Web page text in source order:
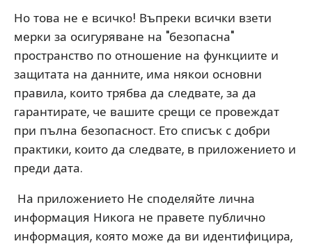
Но това не е всичко! Въпреки всички взети
мерки за осигуряване на "безопасна"
пространство по отношение на функциите и
защитата на данните, има някои основни
правила, които трябва да следвате, за да
гарантирате, че вашите срещи се провеждат
при пълна безопасност. Ето списък с добри
практики, които да следвате, в приложението и
преди дата.
​ На приложението Не споделяйте лична
информация Никога не правете публично
информация, която може да ви идентифицира,